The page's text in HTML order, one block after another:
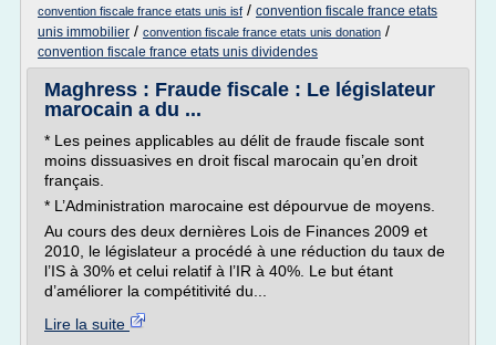
convention fiscale france etats unis isf / convention fiscale france etats
unis immobilier / convention fiscale france etats unis donation /
convention fiscale france etats unis dividendes
Maghress : Fraude fiscale : Le législateur
marocain a du ...
* Les peines applicables au délit de fraude fiscale sont
moins dissuasives en droit fiscal marocain qu’en droit
français.
* L’Administration marocaine est dépourvue de moyens.
Au cours des deux dernières Lois de Finances 2009 et
2010, le législateur a procédé à une réduction du taux de
l’IS à 30% et celui relatif à l’IR à 40%. Le but étant
d’améliorer la compétitivité du...
Lire la suite